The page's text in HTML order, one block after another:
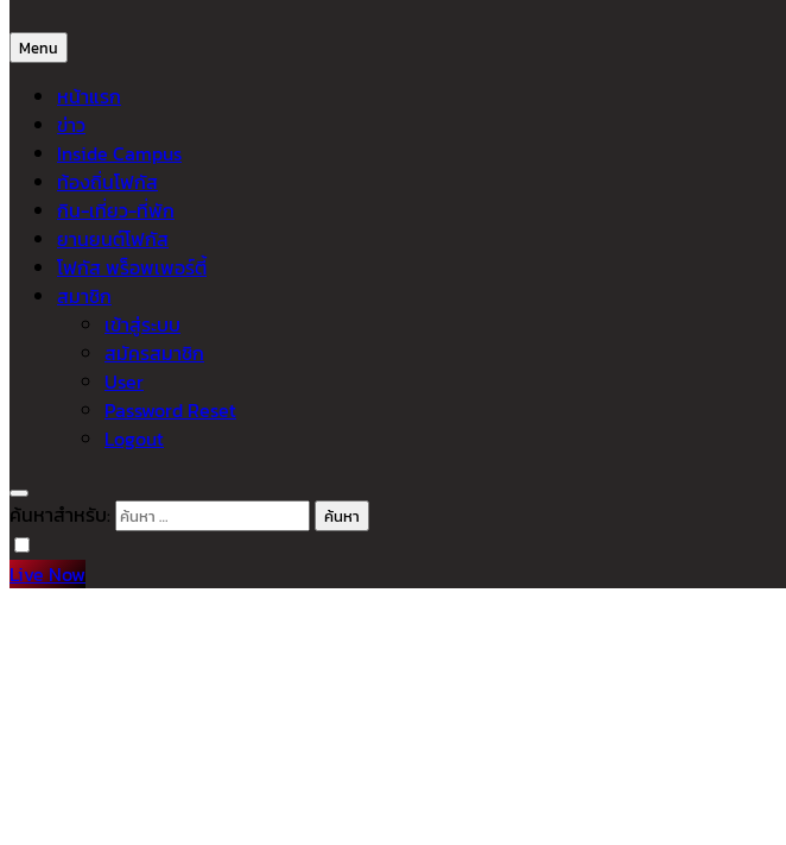
Menu
หน้าแรก
ข่าว
Inside Campus
ท้องถิ่นโฟกัส
กิน-เที่ยว-ที่พัก
ยานยนต์โฟกัส
โฟกัส พร็อพเพอร์ตี้
สมาชิก
เข้าสู่ระบบ
สมัครสมาชิก
User
Password Reset
Logout
ค้นหาสำหรับ:
Live Now